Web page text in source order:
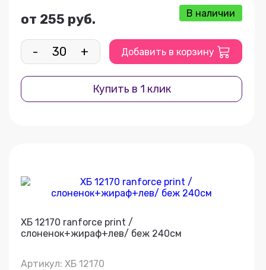
от 255 руб. В наличии
- + Добавить в корзину
Купить в 1 клик
ХБ 12170 ranforce print /
слоненок+жираф+лев/ беж 240см
Артикул: ХБ 12170